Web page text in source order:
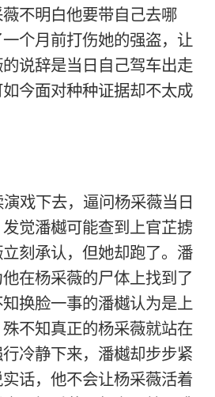
不明白他要带自己去哪
个月前打伤她的强盗，让
说辞是当日自己驾车出走
今面对种种证据却不太成
戏下去，逼问杨采薇当日
觉潘樾可能查到上官芷掳
刻承认，但她却跑了。潘
在杨采薇的尸体上找到了
知换脸一事的潘樾认为是上
不知真正的杨采薇就站在
冷静下来，潘樾却步步紧
话，他不会让杨采薇活着